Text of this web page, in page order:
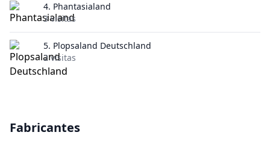
4. Phantasialand
3 visitas
5. Plopsaland Deutschland
2 visitas
Fabricantes